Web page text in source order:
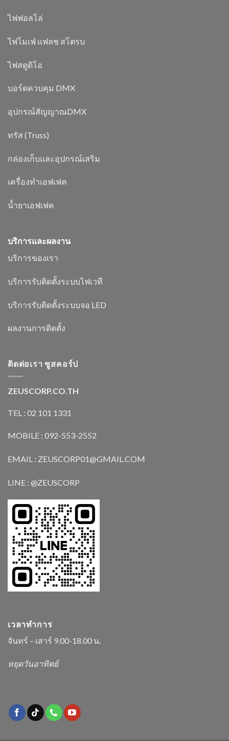
ไฟฟอลโล่
ไฟโมเฟ่ แฟลช สโตรบ
ไฟสตูดิโอ
บอร์ดควบคุม DMX
อุปกรณ์สัญญาณDMX
ทรัส (Truss)
กล่องเก็บและอุปกรณ์เสริม
เครื่องทำเอฟเฟค
น้ำยาเอฟเฟค
บริการและผลงาน
บริการของเรา
บริการรับติดตั้งระบบไฟเวที
บริการรับติดตั้งระบบจอ LED
ผลงานการติดตั้ง
ติดต่อเรา ซูสคอร์ป
ZEUSCORP.CO.TH
TEL : 02 101 1331
MOBILE : 092-553-2552
EMAIL : ZEUSCORP01@GMAIL.COM
LINE : @ZEUSCORP
เวลาทำการ
จันทร์ – เสาร์ 9.00-18.00 น.
หยุดวันอาทิตย์